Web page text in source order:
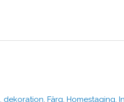
dekoration Färg Homestaging